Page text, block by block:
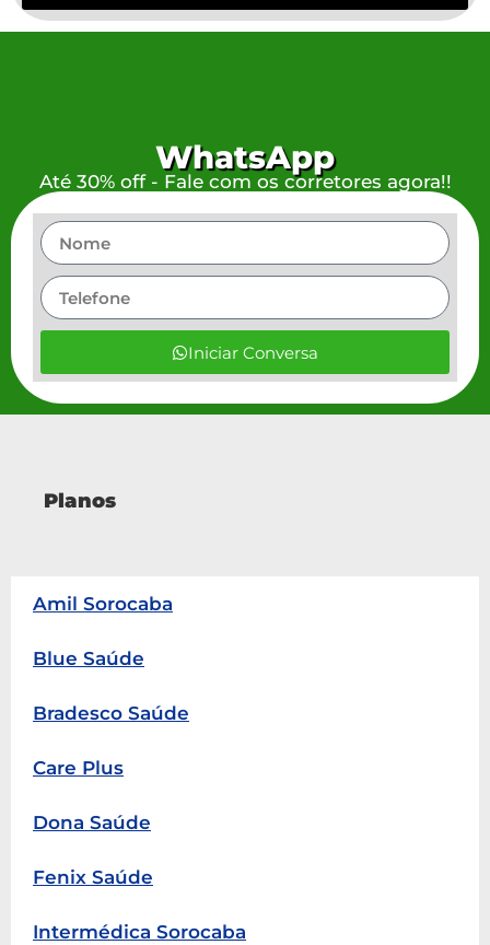
WhatsApp
Até 30% off - Fale com os corretores agora!!
Iniciar Conversa
Planos
Amil Sorocaba
Blue Saúde
Bradesco Saúde
Care Plus
Dona Saúde
Fenix Saúde
Intermédica Sorocaba